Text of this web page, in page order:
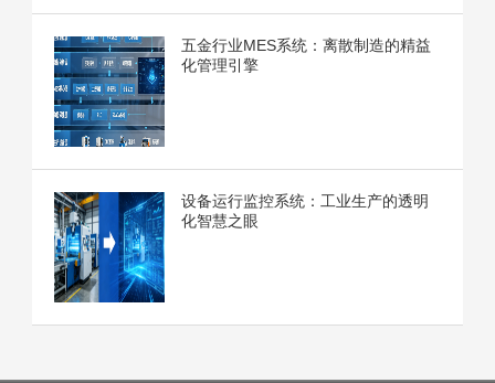
五金行业MES系统：离散制造的精益
化管理引擎
设备运行监控系统：工业生产的透明
化智慧之眼